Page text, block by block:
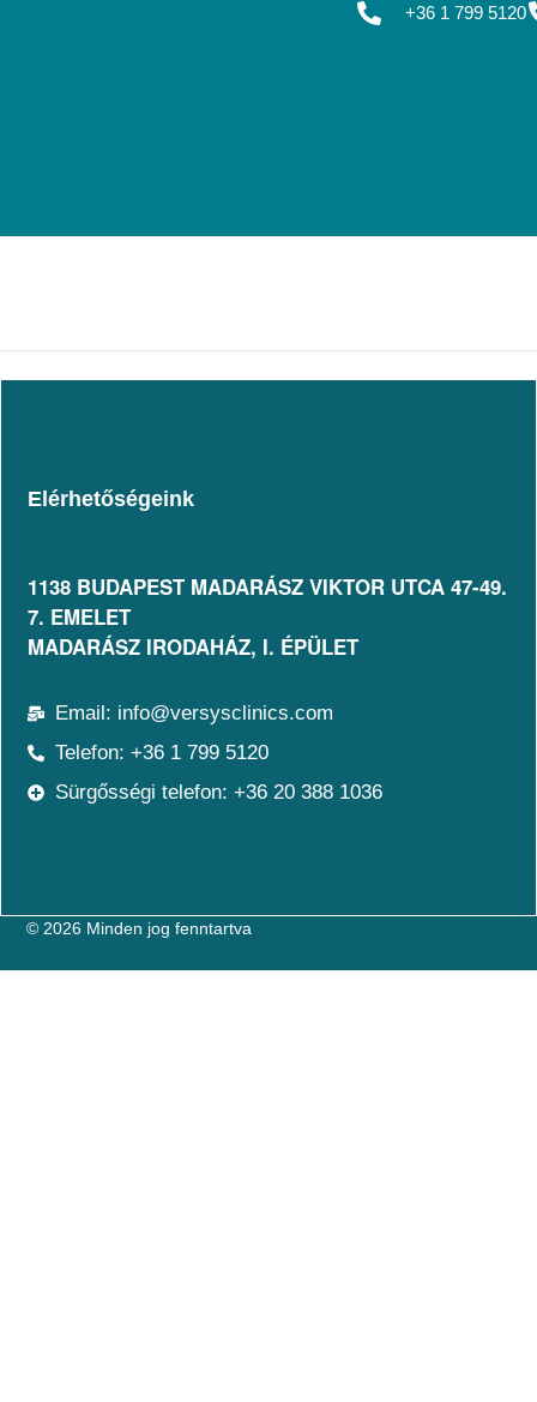
+36 1 799 5120
Elérhetőségeink
1138 BUDAPEST MADARÁSZ VIKTOR UTCA 47-49.
7. EMELET​
MADARÁSZ IRODAHÁZ, I. ÉPÜLET
Email: info@versysclinics.com
Telefon: +36 1 799 5120
Sürgősségi telefon: +36 20 388 1036
© 2026 Minden jog fenntartva